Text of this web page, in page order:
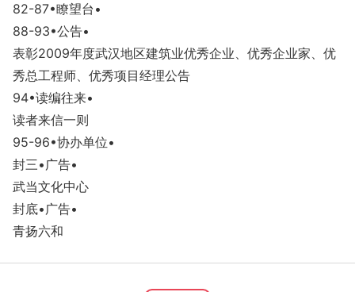
82-87•瞭望台 •
88-93•公告•
表彰2009年度武汉地区建筑业优秀企业、优秀企业家、优
秀总工程师、优秀项目经理公告
94•读编往来•
读者来信一则
95-96•协办单位•
封三•广告•
武当文化中心
封底•广告•
青扬六和